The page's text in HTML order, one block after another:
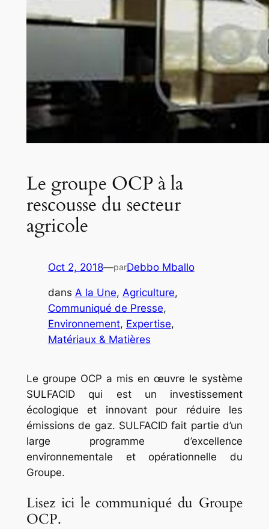
Le groupe OCP à la
rescousse du secteur
agricole
Oct 2, 2018—parDebbo Mballo
dans A la Une, Agriculture
Communiqué de Presse
Environnement, Expertise
Matériaux & Matières
Le groupe OCP a mis en œuvre le système
SULFACID qui est un investissement
écologique et innovant pour réduire les
émissions de gaz. SULFACID fait partie d’un
large programme d’excellence
environnementale et opérationnelle du
Groupe.
Lisez ici le communiqué du Groupe
OCP.